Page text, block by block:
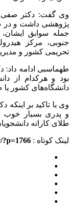
وی گفت: دکتر صفی
پژوهشی داشت و در
جمله سوابق
جنوبی، مرکز
تحریمی کشور و
طهماسبی ادامه داد:
بود و هرکدام از
دانشگاه‌های کشور
وی با تاکید بر
و پدری بسیار خوب
طلای کاراته
لینک کوتاه :